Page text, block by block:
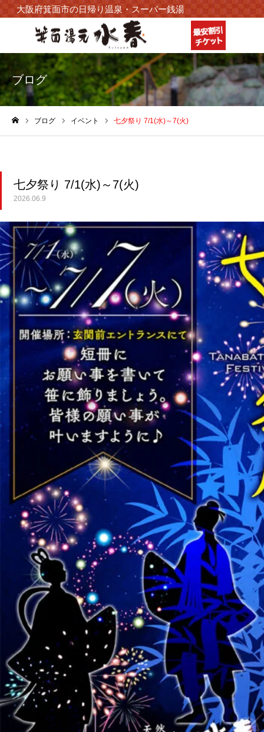
大阪府箕面市の日帰り温泉・スーパー銭湯
ブログ
ブログ イベント 七夕祭り 7/1(水)～7(火)
七夕祭り 7/1(水)～7(火)
2026.06.9